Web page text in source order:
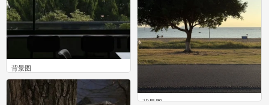
背景图
0
背景图